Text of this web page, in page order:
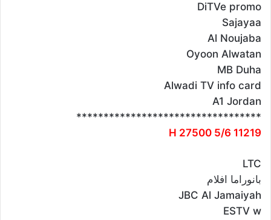
DiTVe promo
Sajayaa
Al Noujaba
Oyoon Alwatan
MB Duha
Alwadi TV info card
A1 Jordan
**********************************
11219 H 27500 5/6
LTC
بانوراما افلام
JBC Al Jamaiyah
ESTV w